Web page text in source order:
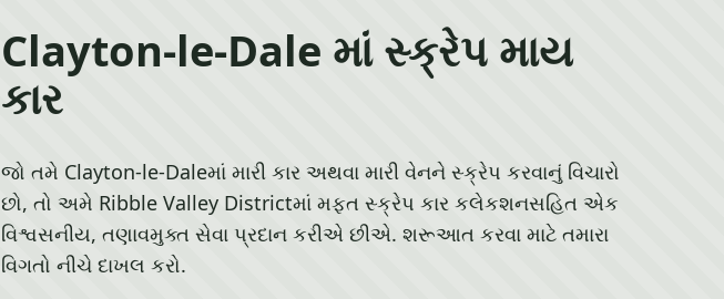
Clayton-le-Dale માં સ્ક્રેપ માય
કાર
જો તમે Clayton-le-Daleમાં મારી કાર અથવા મારી વેનને સ્ક્રેપ કરવાનું વિચારો
છો, તો અમે Ribble Valley Districtમાં મફત સ્ક્રેપ કાર કલેકશનસહિત એક
વિશ્વસનીય, તણાવમુક્ત સેવા પ્રદાન કરીએ છીએ. શરૂઆત કરવા માટે તમારા
વિગતો નીચે દાખલ કરો.